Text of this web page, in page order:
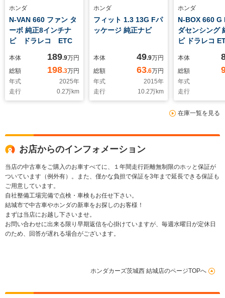
ホンダ
N-VAN 660 ファン タ
ーボ 純正8インチナ
ビ ドラレコ ETC
本体 189.9万円
総額
198.3万円
年式
2025年
走行
0.2万km
ホンダ
フィット 1.3 13G Fパ
ッケージ 純正ナビ
本体 49.9万円
総額
63.6万円
年式
2015年
走行
10.2万km
ホンダ
N-BOX 660 G
ダセンシング
ビ ドラレコ
本体
総額
年式
走行
在庫一覧を見る
お店からのインフォメーション
当店の中古車をご購入のお車すべてに、１年間走行距離無制限のホッと保証が
ついています（例外有）。また、僅かな負担で保証を3年まで延長できる保証も
ご用意しています。
自社整備工場完備で点検・車検もお任せ下さい。
結城市で中古車やホンダの新車をお探しのお客様！
まずは当店にお越し下さいませ。
お問い合わせに出来る限り早期返信を心掛けていますが、毎週水曜日が定休日
のため、回答が遅れる場合がございます。
ホンダカーズ茨城西 結城店のページTOPへ